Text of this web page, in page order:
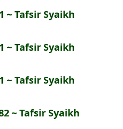
~ Tafsir Syaikh
~ Tafsir Syaikh
~ Tafsir Syaikh
~ Tafsir Syaikh